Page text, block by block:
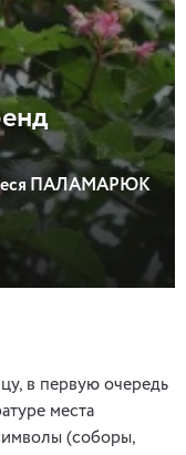
ПАЛАМАРЮК
в первую очередь
места
(соборы,